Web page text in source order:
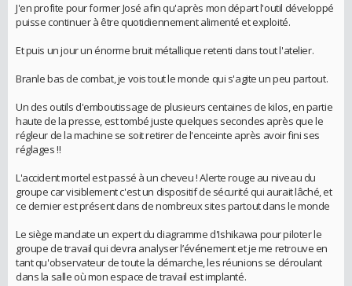
J'en profite pour former José afin qu'après mon départ l'outil développé
puisse continuer à être quotidiennement alimenté et exploité.
Et puis un jour un énorme bruit métallique retenti dans tout l'atelier.
Branle bas de combat, je vois tout le monde qui s'agite un peu partout.
Un des outils d'emboutissage de plusieurs centaines de kilos, en partie
haute de la presse, est tombé juste quelques secondes après que le
régleur de la machine se soit retirer de l'enceinte après avoir fini ses
réglages !!
L'accident mortel est passé à un cheveu ! Alerte rouge au niveau du
groupe car visiblement c'est un dispositif de sécurité qui aurait lâché, et
ce dernier est présent dans de nombreux sites partout dans le monde
Le siège mandate un expert du diagramme d'Ishikawa pour piloter le
groupe de travail qui devra analyser l’événement et je me retrouve en
tant qu'observateur de toute la démarche, les réunions se déroulant
dans la salle où mon espace de travail est implanté.